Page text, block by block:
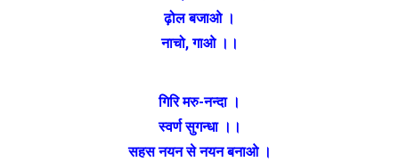
ढ़ोल बजाओ ।
नाचो, गाओ ।।
गिरि मरु-नन्दा ।
स्वर्ण सुगन्धा ।।
सहस नयन से नयन बनाओ ।